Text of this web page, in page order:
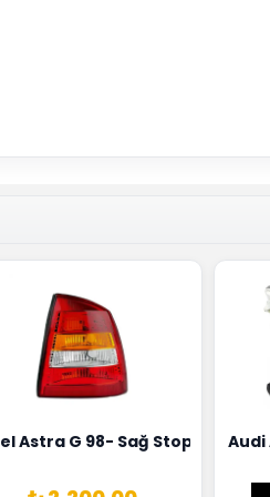
Rapro Marka
Astra G 98- Sağ Stop Audi